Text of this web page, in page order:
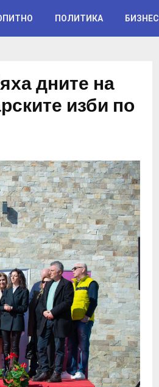
ПОЛИТИКА БИЗНЕС
дните на
изби по